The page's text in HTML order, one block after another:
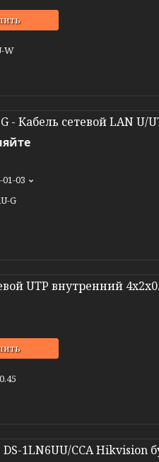
W
- Кабель сетевой LAN U/
01-03
G
UTP внутренний
DS-1LN6UU/CCA Hikvision